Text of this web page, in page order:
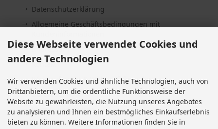
Datenschutzerklärung
Allgemeine Geschäftsbedingungen mit
Impressum
Kontakt
Widerrufsrecht & Widerrufsformular
Lieferzeit
Vertrag widerrufen
Cookie Einstellungen
Diese Webseite verwendet Cookies und
andere Technologien
Wir verwenden Cookies und ähnliche Technologien, auch von
Drittanbietern, um die ordentliche Funktionsweise der
Website zu gewährleisten, die Nutzung unseres Angebotes
zu analysieren und Ihnen ein bestmögliches Einkaufserlebnis
bieten zu können. Weitere Informationen finden Sie in